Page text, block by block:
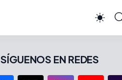
SÍGUENOS EN REDES